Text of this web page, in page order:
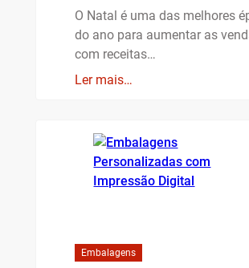
O Natal é uma das melhores
do ano para aumentar as
com receitas…
Ler mais…
Embalagens